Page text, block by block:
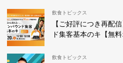
飲食トピックス
【ご好評につき再配
ド集客基本のキ【無
飲食トピックス